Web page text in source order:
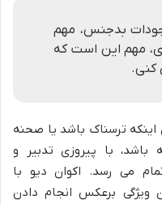
بدجنس، مهم
مهم این است که
کنی.
اینکه ترسناک باشد یا صحنه
با پیروزی تدبیر و
می رسد. اکوان دیو با
برعکس انجام دادن